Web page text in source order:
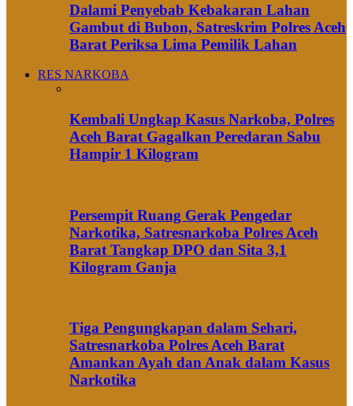
Dalami Penyebab Kebakaran Lahan
Gambut di Bubon, Satreskrim Polres Aceh
Barat Periksa Lima Pemilik Lahan
RES NARKOBA
Kembali Ungkap Kasus Narkoba, Polres
Aceh Barat Gagalkan Peredaran Sabu
Hampir 1 Kilogram
Persempit Ruang Gerak Pengedar
Narkotika, Satresnarkoba Polres Aceh
Barat Tangkap DPO dan Sita 3,1
Kilogram Ganja
Tiga Pengungkapan dalam Sehari,
Satresnarkoba Polres Aceh Barat
Amankan Ayah dan Anak dalam Kasus
Narkotika